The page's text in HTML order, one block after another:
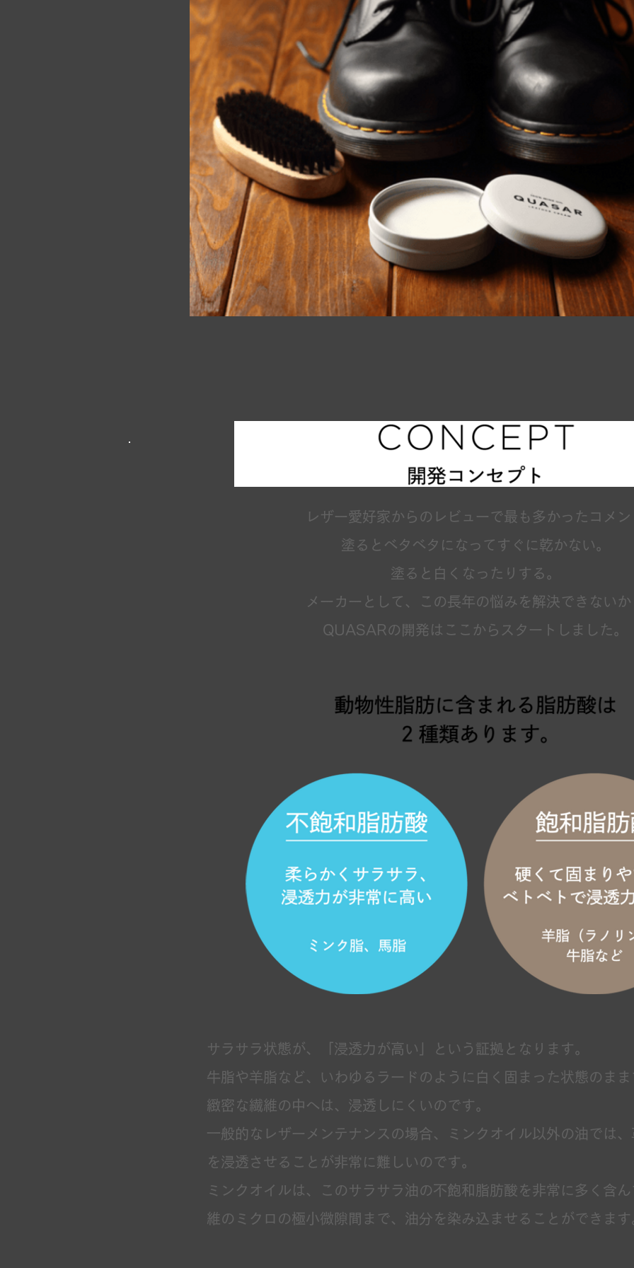
サラサラ状態が、「浸透力が高い」という証拠となります。
牛脂や羊脂など、いわゆるラードのように白く固まった状態のま
緻密な繊維の中へは、浸透しにくいのです。
一般的なレザーメンテナンスの場合、ミンクオイル以外の油では、
を浸透させることが非常に難しいのです。
ミンクオイルは、このサラサラ油の不飽和脂肪酸を非常に多く含
維のミクロの極小微隙間まで、油分を染み込ませることができます
レザー愛好家からのレビューで最も多かったコメン
塗るとベタベタになってすぐに乾かない。
塗ると白くなったりする。
メーカーとして、この長年の悩みを解決できないか
QUASARの開発はここからスタートしました。